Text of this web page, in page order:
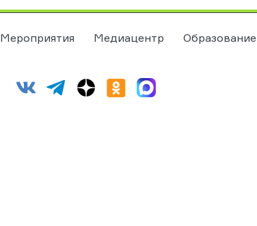
Мероприятия Медиацентр Образование